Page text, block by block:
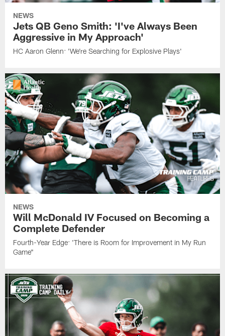
NEWS
Jets QB Geno Smith: 'I've Always Been
Aggressive in My Approach'
HC Aaron Glenn: 'We're Searching for Explosive Plays'
NEWS
Will McDonald IV Focused on Becoming a
Complete Defender
Fourth-Year Edge: 'There is Room for Improvement in My Run
Game"